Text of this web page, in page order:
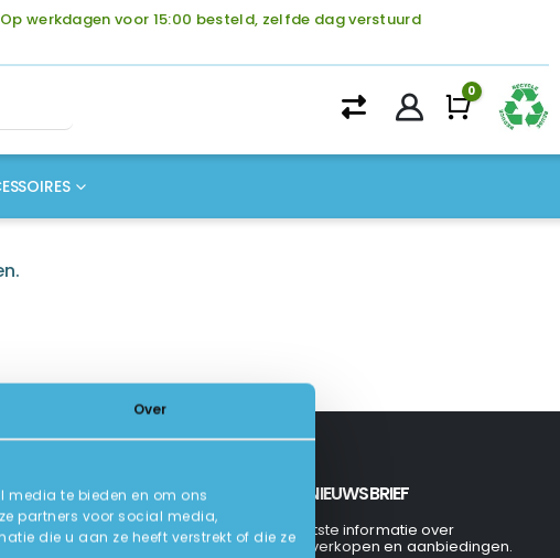
Over
media te bieden en om ons
partners voor social media,
die u aan ze heeft verstrekt of die ze
Op werkdagen voor 15:00 besteld, zelfde dag verstuurd
0
INSCHRIJVEN NIEUWSBRIEF
Ontvang de laatste informatie over
evenementen, verkopen en aanbiedingen.